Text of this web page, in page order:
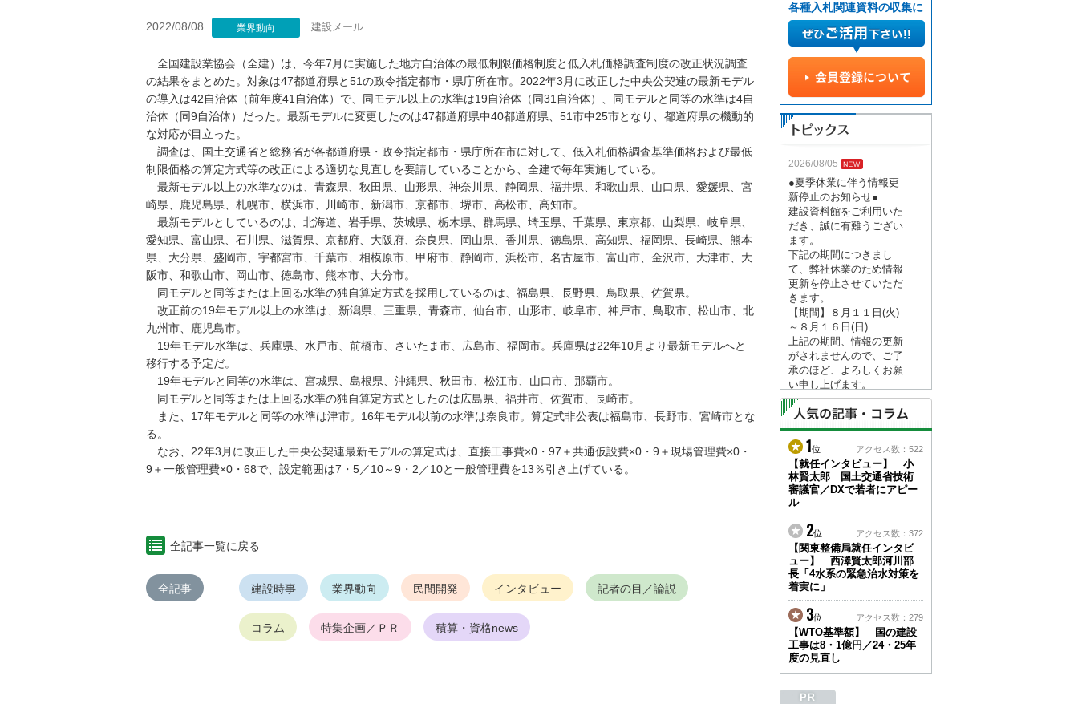
2022/08/08 業界動向 建設メール
全国建設業協会（全建）は、今年7月に実施した地方自治体の最低制限価格制度と低入札価格調査制度の改正状況調査
の結果をまとめた。対象は47都道府県と51の政令指定都市・県庁所在市。2022年3月に改正した中央公契連の最新モデル
の導入は42自治体（前年度41自治体）で、同モデル以上の水準は19自治体（同31自治体）、同モデルと同等の水準は4自
治体（同9自治体）だった。最新モデルに変更したのは47都道府県中40都道府県、51市中25市となり、都道府県の機動的
な対応が目立った。
調査は、国土交通省と総務省が各都道府県・政令指定都市・県庁所在市に対して、低入札価格調査基準価格および最低
制限価格の算定方式等の改正による適切な見直しを要請していることから、全建で毎年実施している。
最新モデル以上の水準なのは、青森県、秋田県、山形県、神奈川県、静岡県、福井県、和歌山県、山口県、愛媛県、宮
崎県、鹿児島県、札幌市、横浜市、川崎市、新潟市、京都市、堺市、高松市、高知市。
最新モデルとしているのは、北海道、岩手県、茨城県、栃木県、群馬県、埼玉県、千葉県、東京都、山梨県、岐阜県、
愛知県、富山県、石川県、滋賀県、京都府、大阪府、奈良県、岡山県、香川県、徳島県、高知県、福岡県、長崎県、熊本
県、大分県、盛岡市、宇都宮市、千葉市、相模原市、甲府市、静岡市、浜松市、名古屋市、富山市、金沢市、大津市、大
阪市、和歌山市、岡山市、徳島市、熊本市、大分市。
同モデルと同等または上回る水準の独自算定方式を採用しているのは、福島県、長野県、鳥取県、佐賀県。
改正前の19年モデル以上の水準は、新潟県、三重県、青森市、仙台市、山形市、岐阜市、神戸市、鳥取市、松山市、北
九州市、鹿児島市。
19年モデル水準は、兵庫県、水戸市、前橋市、さいたま市、広島市、福岡市。兵庫県は22年10月より最新モデルへと
移行する予定だ。
19年モデルと同等の水準は、宮城県、島根県、沖縄県、秋田市、松江市、山口市、那覇市。
同モデルと同等または上回る水準の独自算定方式としたのは広島県、福井市、佐賀市、長崎市。
また、17年モデルと同等の水準は津市。16年モデル以前の水準は奈良市。算定式非公表は福島市、長野市、宮崎市とな
る。
なお、22年3月に改正した中央公契連最新モデルの算定式は、直接工事費×0・97＋共通仮設費×0・9＋現場管理費×0・
9＋一般管理費×0・68で、設定範囲は7・5／10～9・2／10と一般管理費を13％引き上げている。
全記事一覧に戻る
全記事 建設時事 業界動向 民間開発 インタビュー 記者の目／論説
コラム 特集企画／ＰＲ 積算・資格news
各種入札関連資料の収集に
2026/08/05
●夏季休業に伴う情報更
新停止のお知らせ●
建設資料館をご利用いた
だき、誠に有難うござい
ます。
下記の期間につきまし
て、弊社休業のため情報
更新を停止させていただ
きます。
【期間】８月１１日(火)
～８月１６日(日)
上記の期間、情報の更新
がされませんので、ご了
承のほど、よろしくお願
い申し上げます。
なお、情報は８月１７日
(月)より登録されます。
2026/04/23
●ゴールデンウィークに
伴う情報更新停止のお知
らせ(05/02～05/10)●
ユーザー各位
建設資料館をご利用いた
だき、誠に有難うござい
ます。
下記の期間につきまし
て、弊社休業のため情報
更新を停止させていただ
きます。
【期間】５月２日(土)～
５月１０日(日)
上記の期間、情報の更新
がされませんので、ご了
い申し上げます。
1位 アクセス数：522
【就任インタビュー】 小
林賢太郎 国土交通省技術
審議官／DXで若者にアピー
ル
2位 アクセス数：372
【関東整備局就任インタビ
ュー】 西澤賢太郎河川部
長「4水系の緊急治水対策を
着実に」
3位 アクセス数：279
【WTO基準額】 国の建設
工事は8・1億円／24・25年
度の見直し